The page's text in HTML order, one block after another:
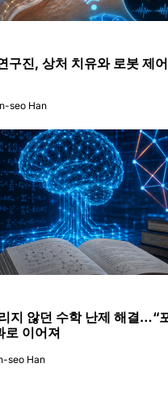
구진, 상처 치유와 로봇 제
seo Han
지 않던 수학 난제 해결…“
로 이어져
seo Han